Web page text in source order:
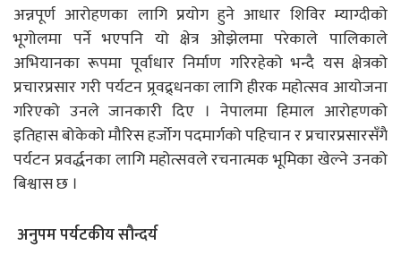
अन्नपूर्ण आरोहणका लागि प्रयोग हुने आधार शिविर म्याग्दीको
भूगोलमा पर्ने भएपनि यो क्षेत्र ओझेलमा परेकाले पालिकाले
अभियानका रूपमा पूर्वाधार निर्माण गरिरहेको भन्दै यस क्षेत्रको
प्रचारप्रसार गरी पर्यटन प्र्रवद्र्धनका लागि हीरक महोत्सव आयोजना
गरिएको उनले जानकारी दिए । नेपालमा हिमाल आरोहणको
इतिहास बोकेको मौरिस हर्जोग पदमार्गको पहिचान र प्रचारप्रसारसँगै
पर्यटन प्रवर्द्धनका लागि महोत्सवले रचनात्मक भूमिका खेल्ने उनको
बिश्वास छ ।
अनुपम पर्यटकीय सौन्दर्य